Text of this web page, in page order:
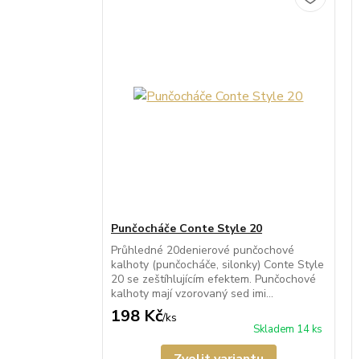
Punčocháče Conte Style 20
Průhledné 20denierové punčochové
kalhoty (punčocháče, silonky) Conte Style
20 se zeštíhlujícím efektem. Punčochové
kalhoty mají vzorovaný sed imi...
198 Kč/ks
Skladem 14 ks